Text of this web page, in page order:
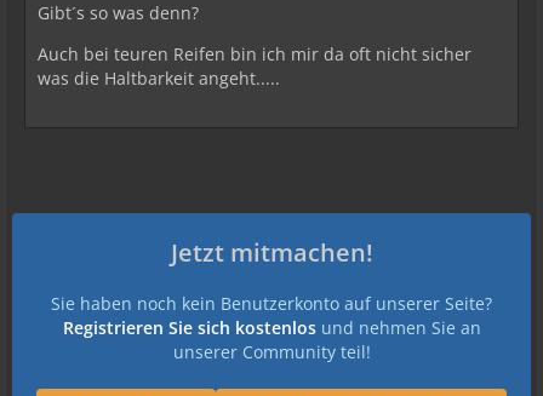
Gibt´s so was denn?
Auch bei teuren Reifen bin ich mir da oft nicht sicher
was die Haltbarkeit angeht.....
Jetzt mitmachen!
Sie haben noch kein Benutzerkonto auf unserer Seite?
Registrieren Sie sich kostenlosund nehmen Sie an
unserer Community teil!